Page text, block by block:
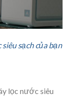
sạch của bạn
lọc nước siêu